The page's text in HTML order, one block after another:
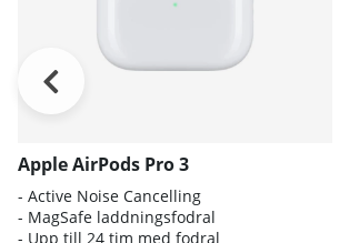
Apple AirPods Pro 3
- Active Noise Cancelling
- MagSafe laddningsfodral
- Upp till 24 tim med fodral